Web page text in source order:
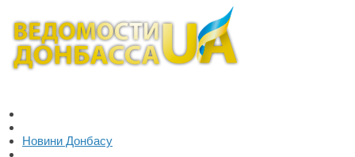
Новини Донбасу